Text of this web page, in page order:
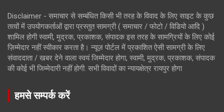
Disclaimer - समाचार से सम्बंधित किसी भी तरह के विवाद के लिए साइट के कुछ
तत्वों में उपयोगकर्ताओं द्वारा प्रस्तुत सामग्री ( समाचार / फोटो / विडियो आदि )
शामिल होगी स्वामी, मुद्रक, प्रकाशक, संपादक इस तरह के सामग्रियों के लिए कोई
ज़िम्मेदार नहीं स्वीकार करता है। न्यूज़ पोर्टल में प्रकाशित ऐसी सामग्री के लिए
संवाददाता / खबर देने वाला स्वयं जिम्मेदार होगा, स्वामी, मुद्रक, प्रकाशक, संपादक
की कोई भी जिम्मेदारी नहीं होगी. सभी विवादों का न्यायक्षेत्र रायपुर होगा
हमसे सम्पर्क करें